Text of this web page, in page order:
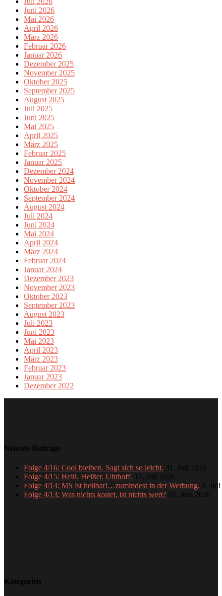
Juni 2026
Mai 2026
April 2026
März 2026
Februar 2026
Januar 2026
Dezember 2025
November 2025
Oktober 2025
September 2025
August 2025
Juli 2025
Juni 2025
Mai 2025
April 2025
März 2025
Februar 2025
Januar 2025
Dezember 2024
November 2024
Oktober 2024
September 2024
August 2024
Juli 2024
Juni 2024
Mai 2024
April 2024
März 2024
Februar 2024
Januar 2024
Dezember 2023
November 2023
Oktober 2023
September 2023
August 2023
Juli 2023
Juni 2023
Mai 2023
April 2023
März 2023
Februar 2023
Januar 2023
Dezember 2022
Neueste Beiträge
Folge 4/16: Cool bleiben. Sagt sich so leicht. 31. Juli 2026
Folge 4/15: Heiß. Heißer. Uhthoff. 17. Juli 2026
Folge 4/14: MS ist heilbar!…zumindest in der Werbung. 3.
Folge 4/13: Was nichts kostet, ist nichts wert? 19. Juni 2026
Kategorien